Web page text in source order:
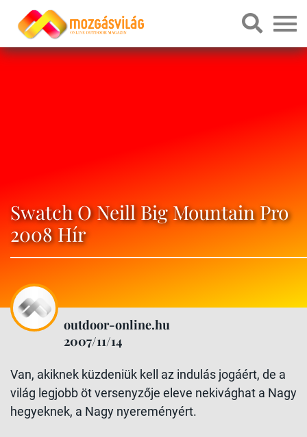
Swatch O Neill Big Mountain Pro
2008 Hír
outdoor-online.hu
2007/11/14
Van, akiknek küzdeniük kell az indulás jogáért, de a
világ legjobb öt versenyzője eleve nekivághat a Nagy
hegyeknek, a Nagy nyereményért.